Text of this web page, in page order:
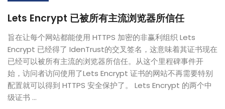
Lets Encrypt 已被所有主流浏览器所信任
旨在让每个网站都能使用 HTTPS 加密的非赢利组织 Lets
Encrypt 已经得了 IdenTrust的交叉签名，这意味着其证书现在
已经可以被所有主流的浏览器所信任。从这个里程碑事件开
始，访问者访问使用了Lets Encrypt 证书的网站不再需要特别
配置就可以得到 HTTPS 安全保护了。 Lets Encrypt 的两个中
级证书 ...